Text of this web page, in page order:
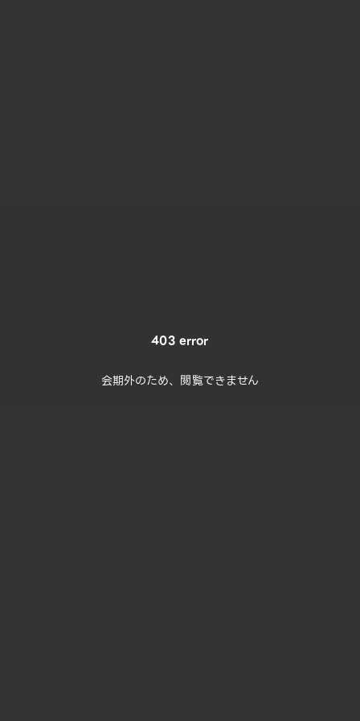
403 error
会期外のため、閲覧できません